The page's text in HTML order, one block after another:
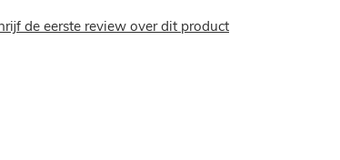
de eerste review over dit product